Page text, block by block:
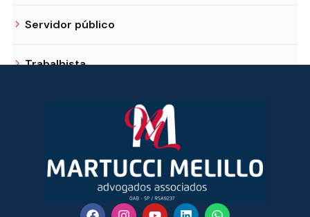
Servidor público
Trabalhista